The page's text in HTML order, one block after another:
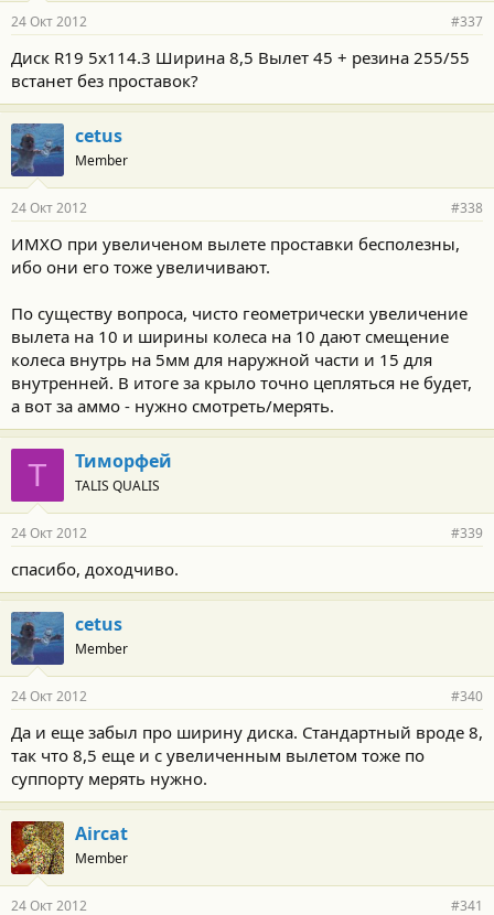
24 Окт 2012 #337
Диск R19 5х114.3 Ширина 8,5 Вылет 45 + резина 255/55
встанет без проставок?
cetus
Member
24 Окт 2012 #338
ИМХО при увеличеном вылете проставки бесполезны,
ибо они его тоже увеличивают.
По существу вопроса, чисто геометрически увеличение
вылета на 10 и ширины колеса на 10 дают смещение
колеса внутрь на 5мм для наружной части и 15 для
внутренней. В итоге за крыло точно цепляться не будет,
а вот за аммо - нужно смотреть/мерять.
Т Тиморфей
TALIS QUALIS
24 Окт 2012 #339
спасибо, доходчиво.
cetus
Member
24 Окт 2012 #340
Да и еще забыл про ширину диска. Стандартный вроде 8,
так что 8,5 еще и с увеличенным вылетом тоже по
суппорту мерять нужно.
Aircat
Member
24 Окт 2012 #341